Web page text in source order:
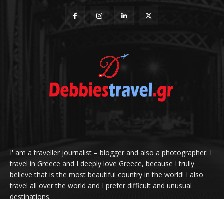
I' am a traveller journalist – blogger and also a photographer. I
travel in Greece and I deeply love Greece, because I trully
believe that is the most beautiful country in the world! I also
travel all over the world and I prefer difficult and unusual
destinations.